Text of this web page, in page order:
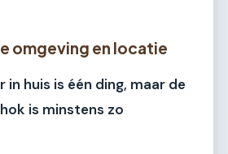
omgeving en locatie
huis is één ding, maar de
is minstens zo